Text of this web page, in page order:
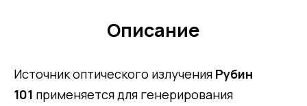
Описание
Источник оптического излучения Рубин
101 применяется для генерирования